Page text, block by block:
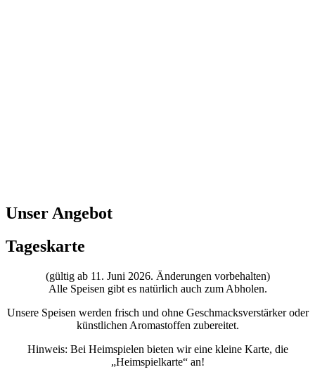
Unser Angebot
Tageskarte
(gültig ab 11. Juni 2026. Änderungen vorbehalten)
Alle Speisen gibt es natürlich auch zum Abholen.
Unsere Speisen werden frisch und ohne Geschmacksverstärker oder
künstlichen Aromastoffen zubereitet.
Hinweis: Bei Heimspielen bieten wir eine kleine Karte, die
„Heimspielkarte“ an!